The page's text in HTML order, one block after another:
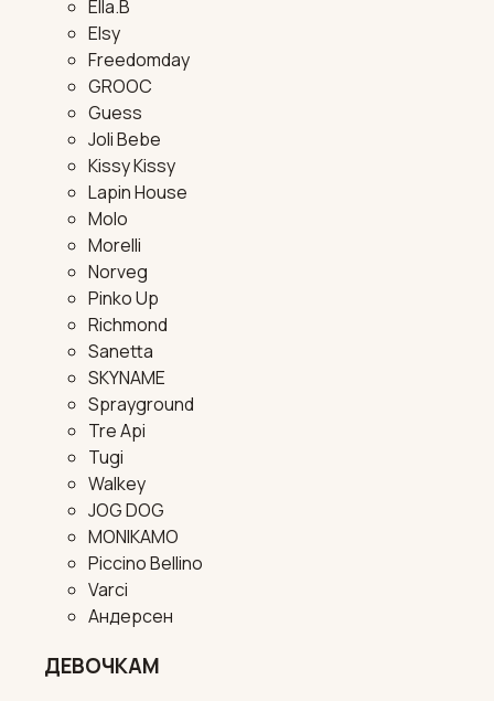
Ella.B
Elsy
Freedomday
GROOC
Guess
Joli Bebe
Kissy Kissy
Lapin House
Molo
Morelli
Norveg
Pinko Up
Richmond
Sanetta
SKYNAME
Sprayground
Tre Api
Tugi
Walkey
JOG DOG
MONIKAMO
Piccino Bellino
Varci
Андерсен
ДЕВОЧКАМ